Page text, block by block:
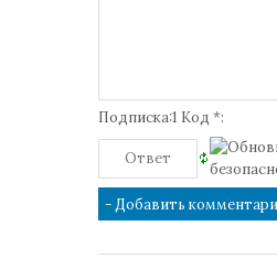
Подписка:1 Код *: